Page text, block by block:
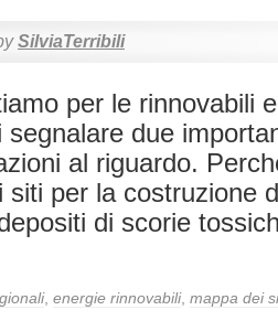
SilviaTerribili
per le rinnovabili
due
al riguardo.
siti per la costruzione
di scorie
, energie rinnovabili, mappa dei